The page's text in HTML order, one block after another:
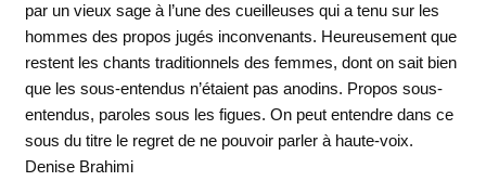
par un vieux sage à l’une des cueilleuses qui a tenu sur les
hommes des propos jugés inconvenants. Heureusement que
restent les chants traditionnels des femmes, dont on sait bien
que les sous-entendus n’étaient pas anodins. Propos sous-
entendus, paroles sous les figues. On peut entendre dans ce
sous du titre le regret de ne pouvoir parler à haute-voix.
Denise Brahimi